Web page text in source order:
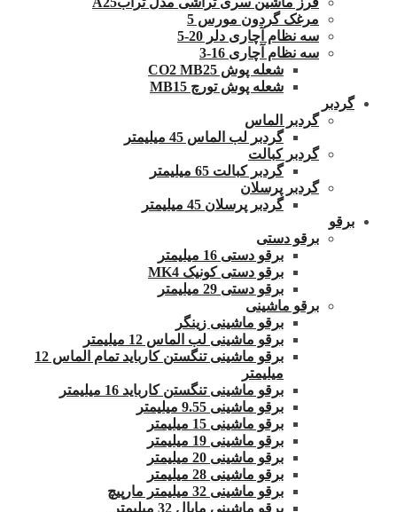
مرغک گردون مورس 5
سه نظام آچاری دلر 20-5
سه نظام آچاری 16-3
شعله پوش CO2 MB25
شعله پوش تورچ MB15
گردبر
گردبر الماس
گردبر لب الماس 45 میلیمتر
گردبر کبالت
گردبر کبالت 65 میلیمتر
گردبر پرسلان
گردبر پرسلان 45 میلیمتر
برقو
برقو دستی
برقو دستی 16 میلیمتر
برقو دستی کونیک MK4
برقو دستی 29 میلیمتر
برقو ماشینی
برقو ماشینی زینگر
برقو ماشینی لب الماس 12 میلیمتر
برقو ماشینی تنگستن کارباید تمام الماس 12
میلیمتر
برقو ماشینی تنگستن کارباید 16 میلیمتر
برقو ماشینی 9.55 میلیمتر
برقو ماشینی 15 میلیمتر
برقو ماشینی 19 میلیمتر
برقو ماشینی 20 میلیمتر
برقو ماشینی 28 میلیمتر
برقو ماشینی 32 میلیمتر مارپیچ
برقو ماشینی ماپال 32 میلیمتر